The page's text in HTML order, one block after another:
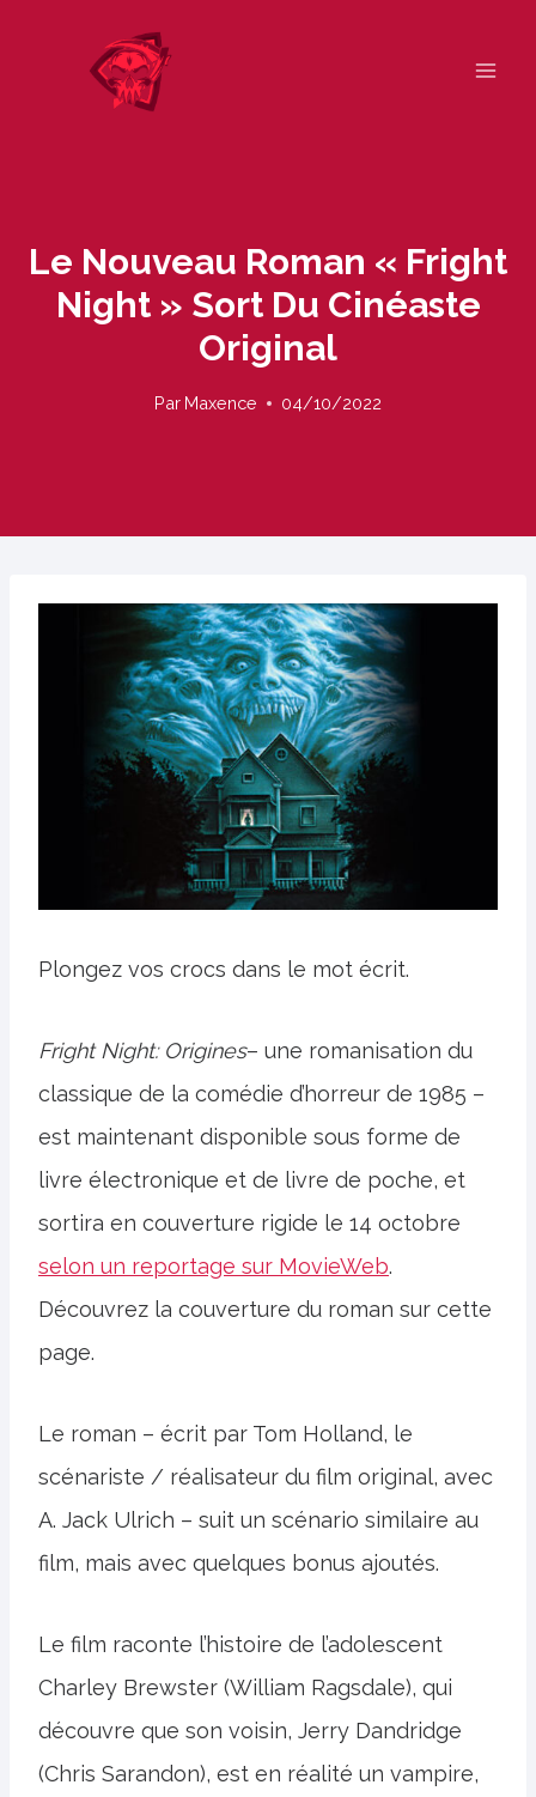
Le Nouveau Roman « Fright
Night » Sort Du Cinéaste
Original
Par Maxence 04/10/2022
Plongez vos crocs dans le mot écrit.
Fright Night: Origines– une romanisation du
classique de la comédie d’horreur de 1985 –
est maintenant disponible sous forme de
livre électronique et de livre de poche, et
sortira en couverture rigide le 14 octobre
selon un reportage sur MovieWeb.
Découvrez la couverture du roman sur cette
page.
Le roman – écrit par Tom Holland, le
scénariste / réalisateur du film original, avec
A. Jack Ulrich – suit un scénario similaire au
film, mais avec quelques bonus ajoutés.
Le film raconte l’histoire de l’adolescent
Charley Brewster (William Ragsdale), qui
découvre que son voisin, Jerry Dandridge
(Chris Sarandon), est en réalité un vampire,